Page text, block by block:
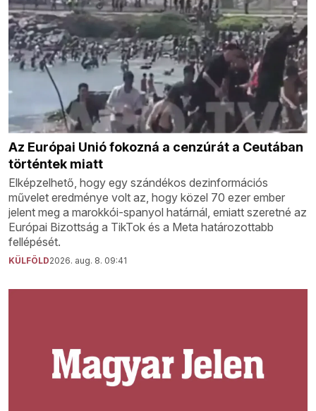
Az Európai Unió fokozná a cenzúrát a Ceutában
történtek miatt
Elképzelhető, hogy egy szándékos dezinformációs
művelet eredménye volt az, hogy közel 70 ezer ember
jelent meg a marokkói-spanyol határnál, emiatt szeretné az
Európai Bizottság a TikTok és a Meta határozottabb
fellépését.
KÜLFÖLD2026. aug. 8. 09:41